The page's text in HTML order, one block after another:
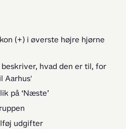
(+) i øverste højre hjørne
hvad den er til, for
Aarhus'
på ‘Næste’
udgifter